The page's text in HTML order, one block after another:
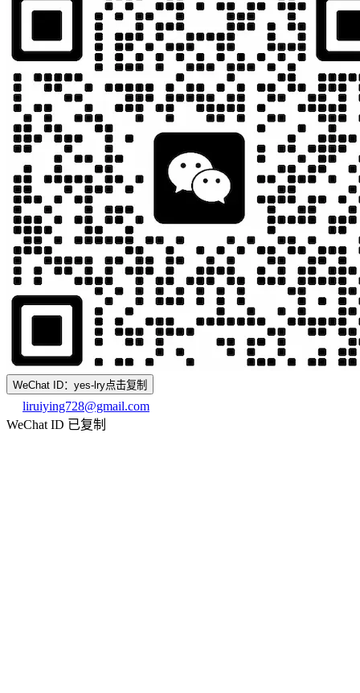
WeChat ID：yes-lry点击复制
liruiying728@gmail.com
WeChat ID 已复制